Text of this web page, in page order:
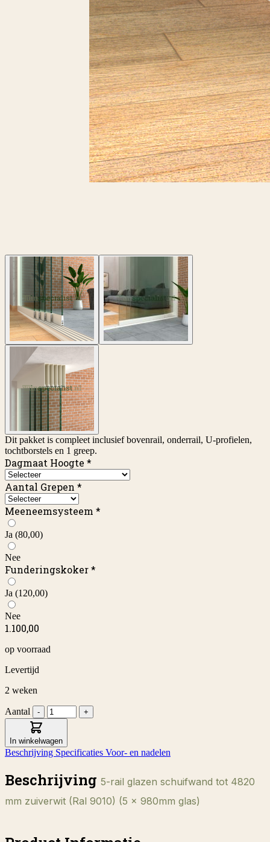
Dit pakket is compleet inclusief bovenrail, onderrail, U-profielen,
tochtborstels en 1 greep.
Dagmaat Hoogte *
Aantal Grepen *
Meeneemsysteem *
Ja (80,00)
Nee
Funderingskoker*
Ja (120,00)
Nee
1.100,00
op voorraad
Levertijd
2 weken
Aantal - +
In winkelwagen
Beschrijving Specificaties Voor- en nadelen
Beschrijving 5-rail glazen schuifwand tot 4820
mm zuiverwit (Ral 9010) (5 x 980mm glas)